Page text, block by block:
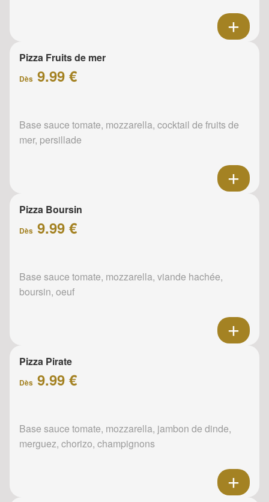
Pizza Fruits de mer
Dès 9.99 €
Base sauce tomate, mozzarella, cocktail de fruits de
mer, persillade
Pizza Boursin
Dès 9.99 €
Base sauce tomate, mozzarella, viande hachée,
boursin, oeuf
Pizza Pirate
Dès 9.99 €
Base sauce tomate, mozzarella, jambon de dinde,
merguez, chorizo, champignons